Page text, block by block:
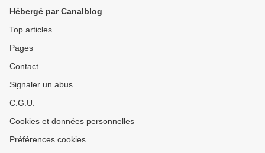
Hébergé par Canalblog
Top articles
Pages
Contact
Signaler un abus
C.G.U.
Cookies et données personnelles
Préférences cookies